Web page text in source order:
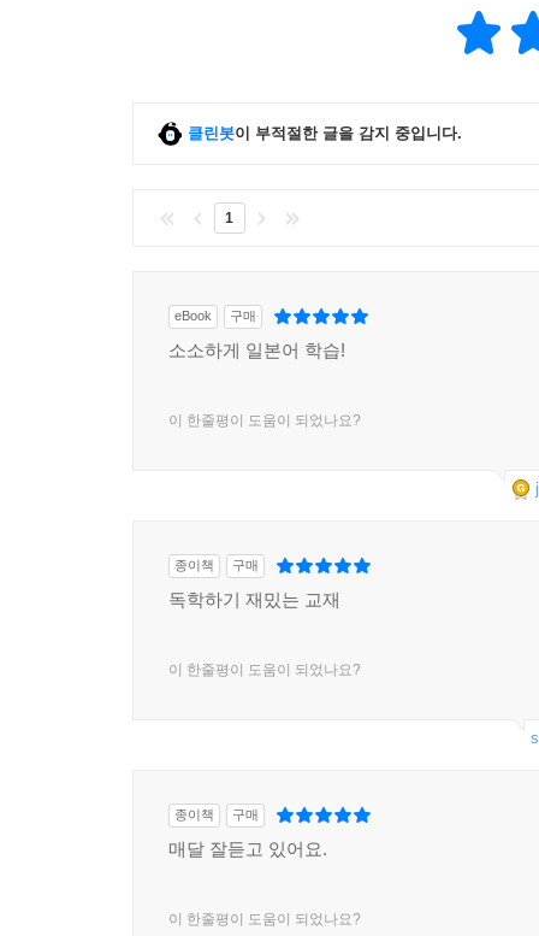
클린봇이 부적절한 글을 감지 중입니다.
1
eBook 구매
소소하게 일본어 학습!
이 한줄평이 도움이 되었나요?
종이책 구매
독학하기 재밌는 교재
이 한줄평이 도움이 되었나요?
종이책 구매
매달 잘듣고 있어요.
이 한줄평이 도움이 되었나요?